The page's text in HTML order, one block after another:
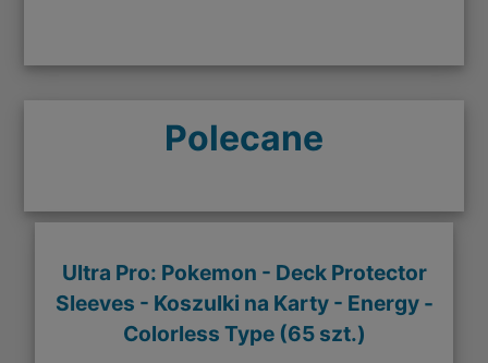
Polecane
Ultra Pro: Pokemon - Deck Protector
Sleeves - Koszulki na Karty - Energy -
Colorless Type (65 szt.)